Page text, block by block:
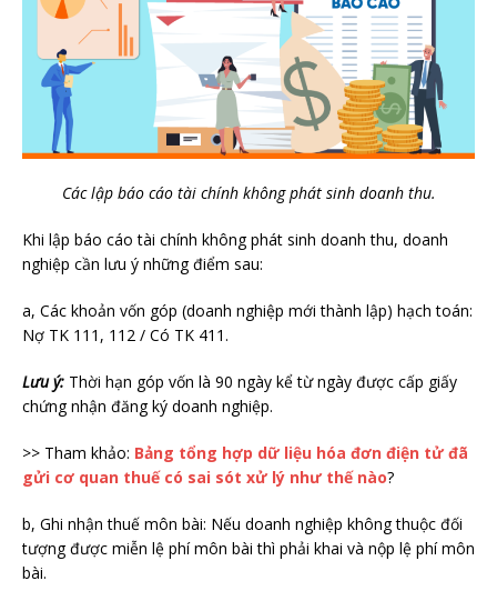
Các lập báo cáo tài chính không phát sinh doanh thu.
Khi lập báo cáo tài chính không phát sinh doanh thu, doanh
nghiệp cần lưu ý những điểm sau:
a, Các khoản vốn góp (doanh nghiệp mới thành lập) hạch toán:
Nợ TK 111, 112 / Có TK 411.
Lưu ý: Thời hạn góp vốn là 90 ngày kể từ ngày được cấp giấy
chứng nhận đăng ký doanh nghiệp.
>> Tham khảo: Bảng tổng hợp dữ liệu hóa đơn điện tử đã
gửi cơ quan thuế có sai sót xử lý như thế nào?
b, Ghi nhận thuế môn bài: Nếu doanh nghiệp không thuộc đối
tượng được miễn lệ phí môn bài thì phải khai và nộp lệ phí môn
bài.